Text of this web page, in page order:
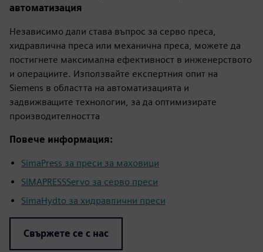
автоматизация
Независимо дали става въпрос за серво преса,
хидравлична преса или механична преса, можете да
постигнете максимална ефективност в инженерството
и операциите. Използвайте експертния опит на
Siemens в областта на автоматизацията и
задвижващите технологии, за да оптимизирате
производителността
Повече информация:
SimaPress за преси за маховици
SIMAPRESSServo за серво преси
SimaHydto за хидравлични преси
Свържете се с нас